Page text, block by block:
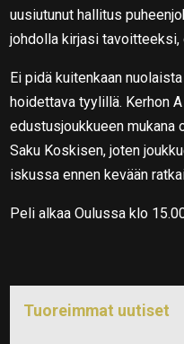
uusiutunut hallitus
johdolla kirjasi tavoitteeksi,
Ei pidä kuitenkaan
hoidettava tyylillä. Kerhon
edustusjoukkueen mukana
Saku Koskisen, joten
iskussa ennen kevään
Peli alkaa Oulussa klo
Tuoreimmat uutiset